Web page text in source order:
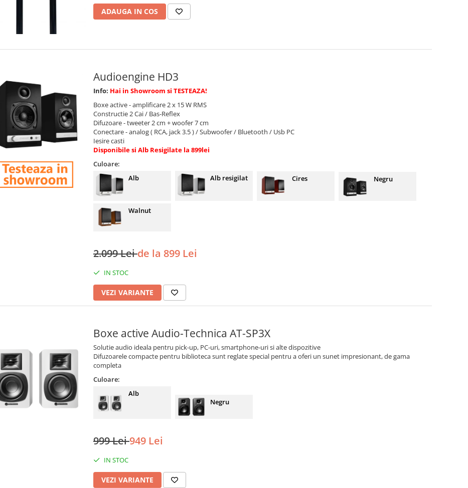
ADAUGA IN COS
Audioengine HD3
Info: Hai in Showroom si TESTEAZA!
Boxe active - amplificare 2 x 15 W RMS
Constructie 2 Cai / Bas-Reflex
Difuzoare - tweeter 2 cm + woofer 7 cm
Conectare - analog ( RCA, jack 3.5 ) / Subwoofer / Bluetooth / Usb PC
Iesire casti
Disponibile si Alb Resigilate la 899lei
Culoare:
Alb
Alb resigilat Cires Negru
Walnut
2.099 Leide la 899 Lei
IN STOC
VEZI VARIANTE
Boxe active Audio-Technica AT-SP3X
Solutie audio ideala pentru pick-up, PC-uri, smartphone-uri si alte dispozitive
Difuzoarele compacte pentru biblioteca sunt reglate special pentru a oferi un sunet impresionant, de gama
completa
Culoare:
Alb
Negru
999 Lei949 Lei
IN STOC
VEZI VARIANTE